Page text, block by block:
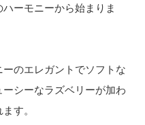
ーモニーから始まりま
のエレガントでソフトな
シーなラズベリーが加わ
す。